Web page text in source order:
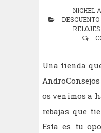
NICHEL
DESCUENTO
RELOJES
Una tienda
os venimos a
rebajas que
Esta es tu